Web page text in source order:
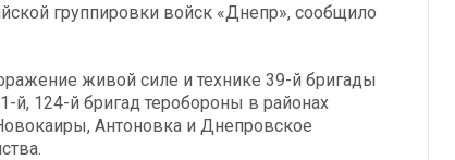
группировки войск «Днепр», сообщило
живой силе и технике 39-й бригады
124-й бригад теробороны в районах
Антоновка и Днепровское